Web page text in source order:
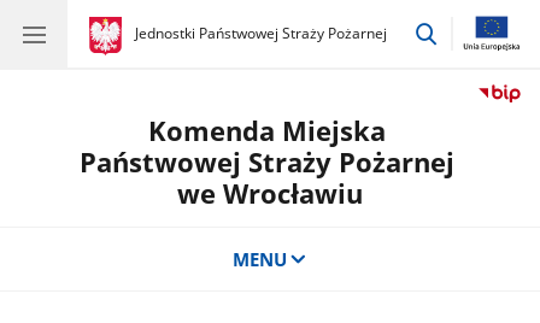
gov.pl
Jednostki Państwowej Straży Pożarnej
gov.pl
Jednostki
przejdź
Komenda Miejska
Państwowej Straży Pożarnej
we Wrocławiu
MENU